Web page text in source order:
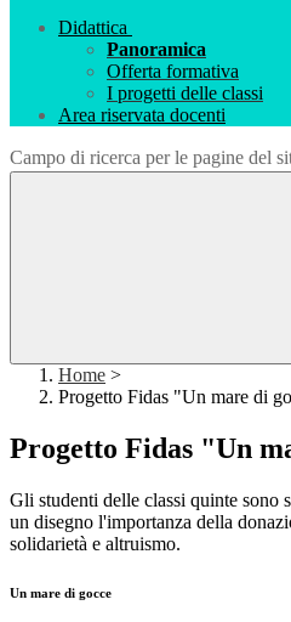
Didattica
Panoramica
Offerta formativa
I progetti delle classi
Area riservata docenti
Campo di ricerca per le pagine del
Home >
Progetto Fidas "Un mare di
Progetto Fidas "Un
Gli studenti delle classi quinte sono
un disegno l'importanza della
solidarietà e altruismo.
Un mare di gocce